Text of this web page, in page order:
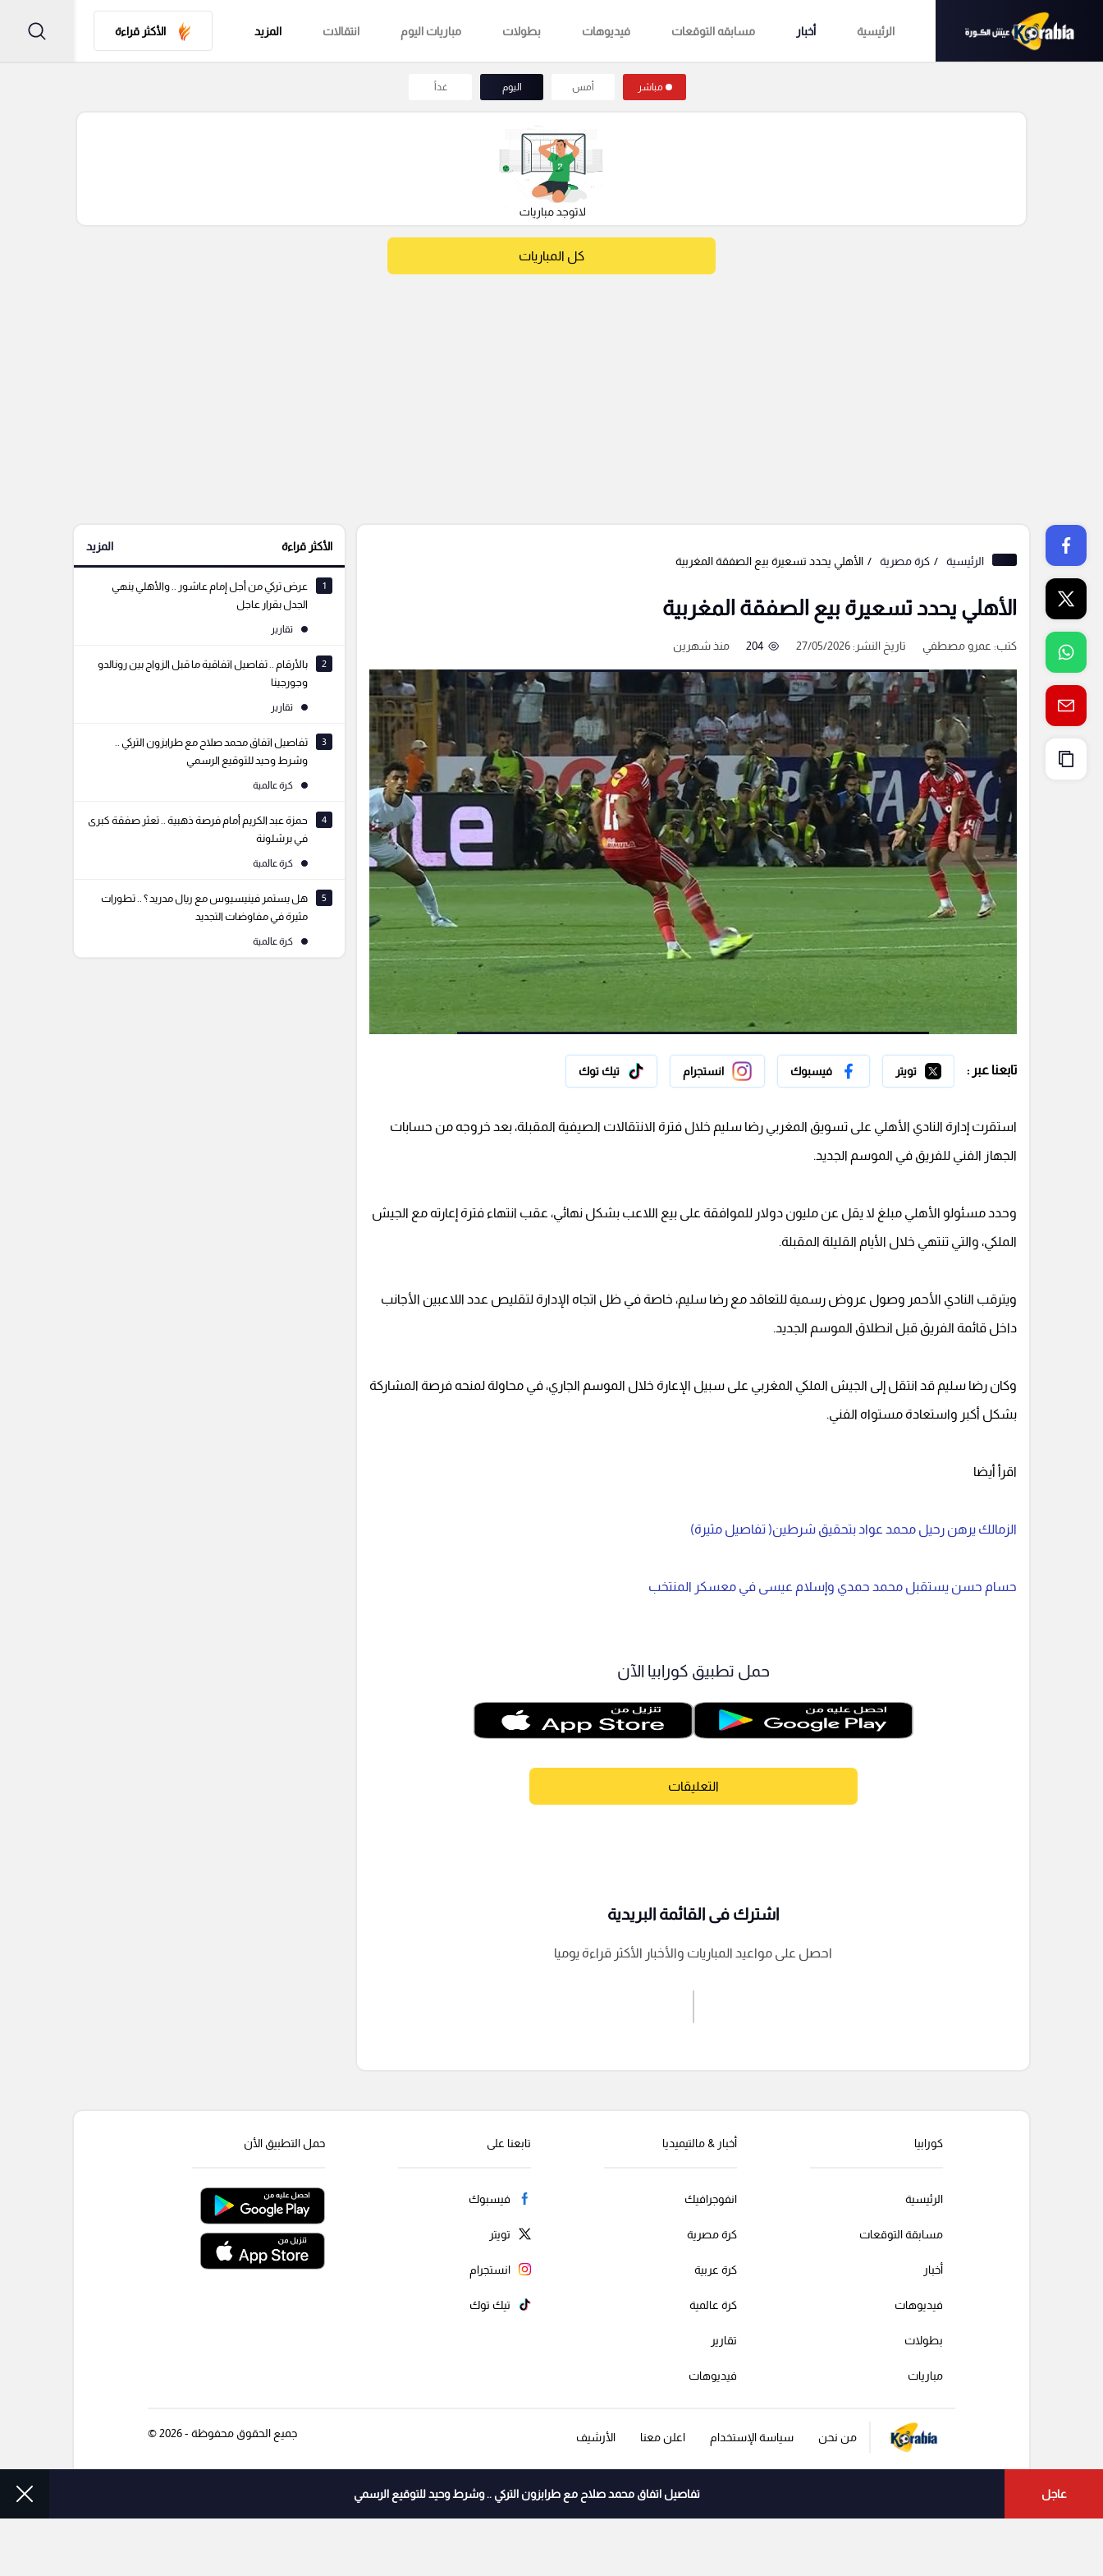
الرئيسية أخبار مسابقه التوقعات فيديوهات بطولات مباريات اليوم انتقالات المزيد الأكثر قراءة
مباشر أمس اليوم غداً
كل المباريات
الرئيسية كرة مصرية الأهلي يحدد تسعيرة بيع الصفقة المغربية
الأهلي يحدد تسعيرة بيع الصفقة المغربية
كتب: عمرو مصطفي تاريخ النشر: 27/05/2026 204 منذ شهرين
تابعنا عبر : تويتر فيسبوك انستجرام تيك توك
استقرت إدارة النادي الأهلي على تسويق المغربي رضا سليم خلال فترة الانتقالات الصيفية المقبلة، بعد خروجه من حسابات
الجهاز الفني للفريق في الموسم الجديد.
وحدد مسئولو الأهلي مبلغ لا يقل عن مليون دولار للموافقة على بيع اللاعب بشكل نهائي، عقب انتهاء فترة إعارته مع الجيش
الملكي، والتي تنتهي خلال الأيام القليلة المقبلة.
ويترقب النادي الأحمر وصول عروض رسمية للتعاقد مع رضا سليم، خاصة في ظل اتجاه الإدارة لتقليص عدد اللاعبين الأجانب
داخل قائمة الفريق قبل انطلاق الموسم الجديد.
وكان رضا سليم قد انتقل إلى الجيش الملكي المغربي على سبيل الإعارة خلال الموسم الجاري، في محاولة لمنحه فرصة المشاركة
بشكل أكبر واستعادة مستواه الفني.
اقرأ أيضا
الزمالك يرهن رحيل محمد عواد بتحقيق شرطين( تفاصيل مثيرة)
حسام حسن يستقبل محمد حمدي وإسلام عيسى في معسكر المنتخب
حمل تطبيق كورابيا الآن
التعليقات
إرسال تعليق
اشترك فى القائمة البريدية
احصل على مواعيد المباريات والأخبار الأكثر قراءة يوميا
الأكثر قراءة المزيد
1
عرض تركي من أجل إمام عاشور .. والأهلي ينهي
الجدل بقرار عاجل
تقارير
2
بالأرقام .. تفاصيل اتفاقية ما قبل الزواج بين رونالدو
وجورجينا
تقارير
3
تفاصيل اتفاق محمد صلاح مع طرابزون التركي ..
وشرط وحيد للتوقيع الرسمي
كرة عالمية
4
حمزة عبد الكريم أمام فرصة ذهبية .. تعثر صفقة كبرى
في برشلونة
كرة عالمية
5
هل يستمر فينيسيوس مع ريال مدريد ؟ .. تطورات
مثيرة في مفاوضات التجديد
كرة عالمية
عاجل تفاصيل اتفاق محمد صلاح مع طرابزون التركي .. وشرط وحيد للتوقيع الرسمي
كورابيا
الرئيسية
مسابقة التوقعات
أخبار
فيديوهات
بطولات
مباريات
أخبار & مالتيميديا
انفوجرافيك
كرة مصرية
كرة عربية
كرة عالمية
تقارير
فيديوهات
تابعنا على
فيسبوك
تويتر
انستجرام
تيك توك
حمل التطبيق الأن
من نحن سياسة الإستخدام اعلن معنا الأرشيف جميع الحقوق محفوظة - 2026 ©